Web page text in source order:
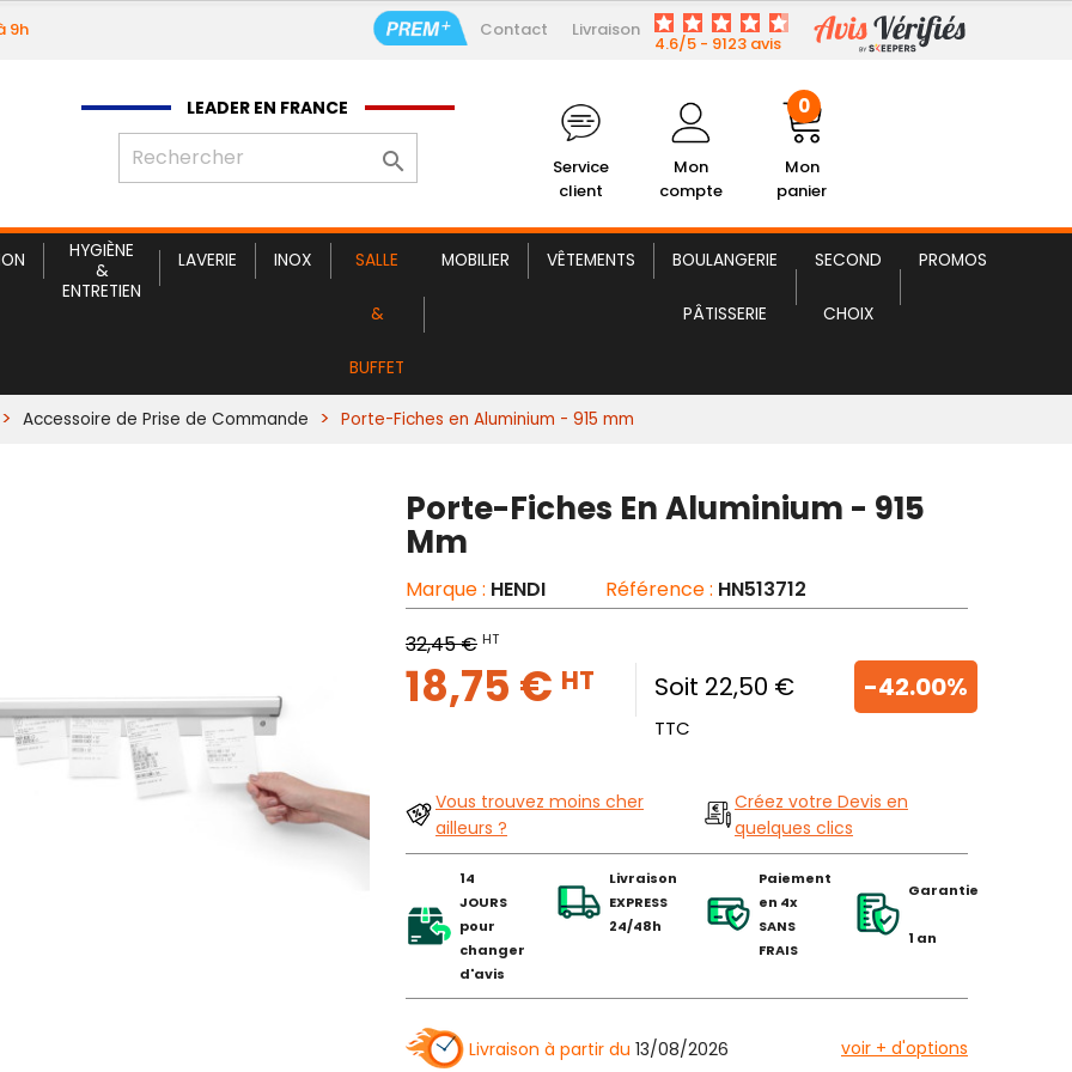
9h Contact Livraison
4.6/5 - 9123 avis
LEADER EN FRANCE

Service
client
Mon
compte
Mon
panier
0
HYGIÈNE
&
ENTRETIEN
LAVERIE INOX SALLE
&
BUFFET
MOBILIER VÊTEMENTS BOULANGERIE
PÂTISSERIE
SECOND
CHOIX
PROMOS
Porte-Fiches en Aluminium 18,75 € HT
Accessoire de Prise de Commande Porte-Fiches en Aluminium - 915 mm
Porte-Fiches En Aluminium - 915
Mm
Marque : HENDI Référence : HN513712
32,45 € HT
18,75 € HT Soit 22,50 €
TTC
-42.00%
Vous trouvez moins cher
ailleurs ?
Créez votre Devis en
quelques clics
14
JOURS
pour
changer
d'avis
Livraison
EXPRESS
24/48h
Paiement
en 4x
SANS
FRAIS
Garantie
1 an
Livraison à partir du 13/08/2026 voir + d'options